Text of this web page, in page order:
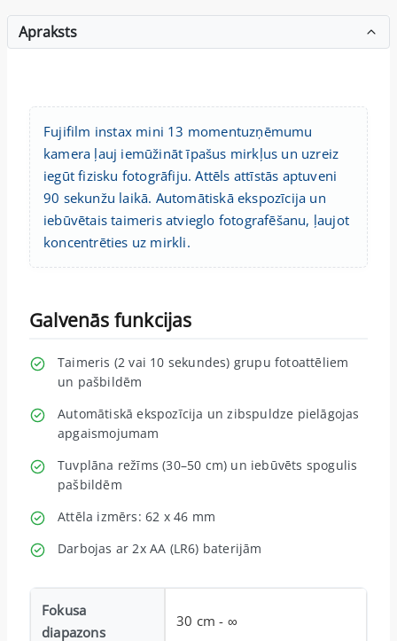
Apraksts
Fujifilm instax mini 13 momentuzņēmumu
kamera ļauj iemūžināt īpašus mirkļus un uzreiz
iegūt fizisku fotogrāfiju. Attēls attīstās aptuveni
90 sekunžu laikā. Automātiskā ekspozīcija un
iebūvētais taimeris atvieglo fotografēšanu, ļaujot
koncentrēties uz mirkli.
Galvenās funkcijas
Taimeris (2 vai 10 sekundes) grupu fotoattēliem
un pašbildēm
Automātiskā ekspozīcija un zibspuldze pielāgojas
apgaismojumam
Tuvplāna režīms (30–50 cm) un iebūvēts spogulis
pašbildēm
Attēla izmērs: 62 x 46 mm
Darbojas ar 2x AA (LR6) baterijām
Fokusa
diapazons
30 cm - ∞